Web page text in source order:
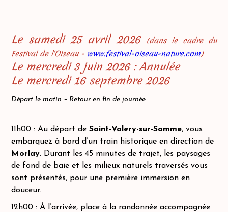
Le samedi 25 avril 2026 (dans le cadre du
Festival de l'Oiseau - www.festival-oiseau-nature.com)
Le mercredi 3 juin 2026 : Annulée
Le mercredi 16 septembre 2026
Départ le matin – Retour en fin de journée
11h00 : Au départ deSaint-Valery-sur-Somme, vous
embarquez à bord d’un train historique en direction de
Morlay. Durant les 45 minutes de trajet, les paysages
de fond de baie et les milieux naturels traversés vous
sont présentés, pour une première immersion en
douceur.
12h00 : À l’arrivée, place à la randonnée accompagnée